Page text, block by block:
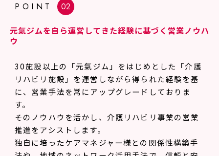
POINT
元氣ジムを自ら運営してきた経験に基づく営業ノウハ
ウ
30施設以上の「元氣ジム」をはじめとした「介護
リハビリ施設」を運営しながら得られた経験を基
に、営業手法を常にアップグレードしておりま
す。
そのノウハウを活かし、介護リハビリ事業の営業
推進をアシストします。
独自に培ったケアマネジャー様との関係性構築手